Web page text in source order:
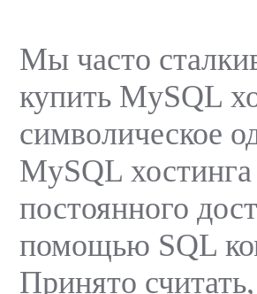
Мы часто
купить MySQL
символическое
MySQL
постоянного
помощью SQL
Принято